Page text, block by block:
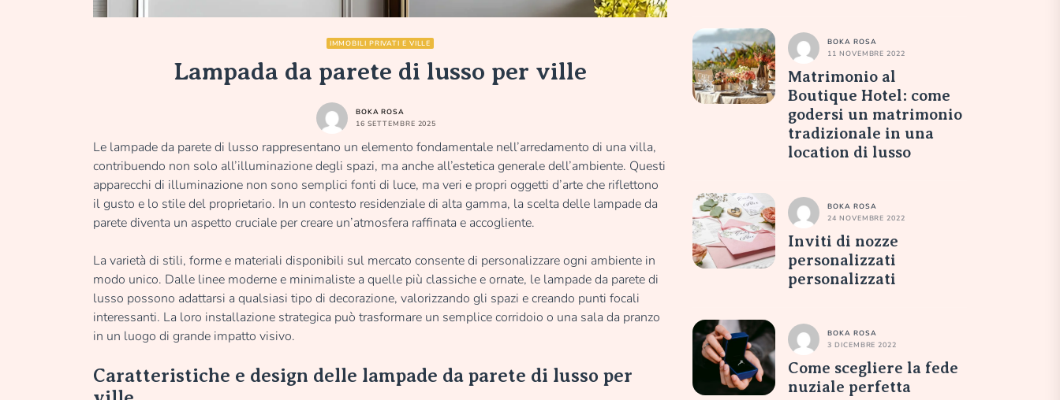
IMMOBILI PRIVATI E VILLE
Lampada da parete di lusso per ville
BOKA ROSA
16 SETTEMBRE 2025
Le lampade da parete di lusso rappresentano un elemento fondamentale nell’arredamento di una villa,
contribuendo non solo all’illuminazione degli spazi, ma anche all’estetica generale dell’ambiente. Questi
apparecchi di illuminazione non sono semplici fonti di luce, ma veri e propri oggetti d’arte che riflettono
il gusto e lo stile del proprietario. In un contesto residenziale di alta gamma, la scelta delle lampade da
parete diventa un aspetto cruciale per creare un’atmosfera raffinata e accogliente.
La varietà di stili, forme e materiali disponibili sul mercato consente di personalizzare ogni ambiente in
modo unico. Dalle linee moderne e minimaliste a quelle più classiche e ornate, le lampade da parete di
lusso possono adattarsi a qualsiasi tipo di decorazione, valorizzando gli spazi e creando punti focali
interessanti. La loro installazione strategica può trasformare un semplice corridoio o una sala da pranzo
in un luogo di grande impatto visivo.
Caratteristiche e design delle lampade da parete di lusso per
BOKA ROSA
11 NOVEMBRE 2022
Matrimonio al
Boutique Hotel: come
godersi un matrimonio
tradizionale in una
location di lusso
BOKA ROSA
24 NOVEMBRE 2022
Inviti di nozze
personalizzati
personalizzati
BOKA ROSA
3 DICEMBRE 2022
Come scegliere la fede
nuziale perfetta